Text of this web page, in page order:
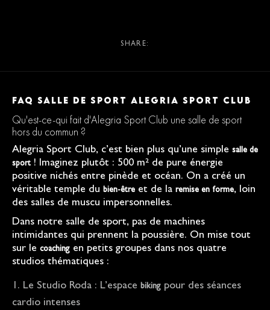
SHARE:
FAQ SALLE DE SPORT ALEGRIA SPORT CLUB
Qu'est-ce-qui fait d'Alegria Sport Club une salle de sport
hors du commun ?
Alegria Sport Club, c’est bien plus qu’une simple salle de
sport ! Imaginez plutôt : 500 m² de pure énergie
positive nichés entre pinède et océan. On a créé un
véritable temple du bien-être et de la remise en forme, loin
des salles de muscu impersonnelles.
Dans notre salle de sport, pas de machines
intimidantes qui prennent la poussière. On mise tout
sur le coaching en petits groupes dans nos quatre
studios thématiques :
Le Studio Roda : L’espace biking pour des séances
cardio intenses